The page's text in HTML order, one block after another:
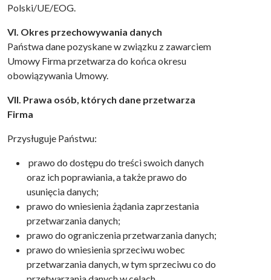
Polski/UE/EOG.
VI. Okres przechowywania danych
Państwa dane pozyskane w związku z zawarciem
Umowy Firma przetwarza do końca okresu
obowiązywania Umowy.
VII. Prawa osób, których dane przetwarza
Firma
Przysługuje Państwu:
prawo do dostępu do treści swoich danych
oraz ich poprawiania, a także prawo do
usunięcia danych;
prawo do wniesienia żądania zaprzestania
przetwarzania danych;
prawo do ograniczenia przetwarzania danych;
prawo do wniesienia sprzeciwu wobec
przetwarzania danych, w tym sprzeciwu co do